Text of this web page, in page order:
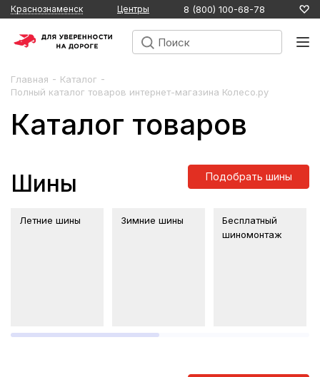
Краснознаменск Центры 8 (800) 100-68-78
Главная - Каталог -
Полный каталог товаров интернет-магазина Колесо.ру
Каталог товаров
Шины Подобрать шины
Летние шины Зимние шины
Бесплатный
шиномонтаж